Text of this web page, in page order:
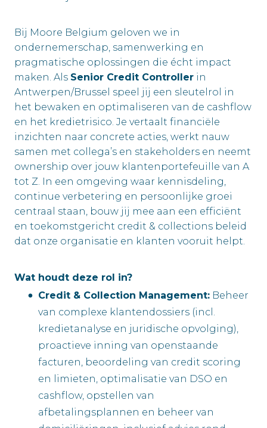
Bij Moore Belgium geloven we in
ondernemerschap, samenwerking en
pragmatische oplossingen die écht impact
maken. Als Senior Credit Controller in
Antwerpen/Brussel speel jij een sleutelrol in
het bewaken en optimaliseren van de cashflow
en het kredietrisico. Je vertaalt financiële
inzichten naar concrete acties, werkt nauw
samen met collega’s en stakeholders en neemt
ownership over jouw klantenportefeuille van A
tot Z. In een omgeving waar kennisdeling,
continue verbetering en persoonlijke groei
centraal staan, bouw jij mee aan een efficiënt
en toekomstgericht credit & collections beleid
dat onze organisatie en klanten vooruit helpt.
Wat houdt deze rol in?
Credit & Collection Management: Beheer
van complexe klantendossiers (incl.
kredietanalyse en juridische opvolging),
proactieve inning van openstaande
facturen, beoordeling van credit scoring
en limieten, optimalisatie van DSO en
cashflow, opstellen van
afbetalingsplannen en beheer van